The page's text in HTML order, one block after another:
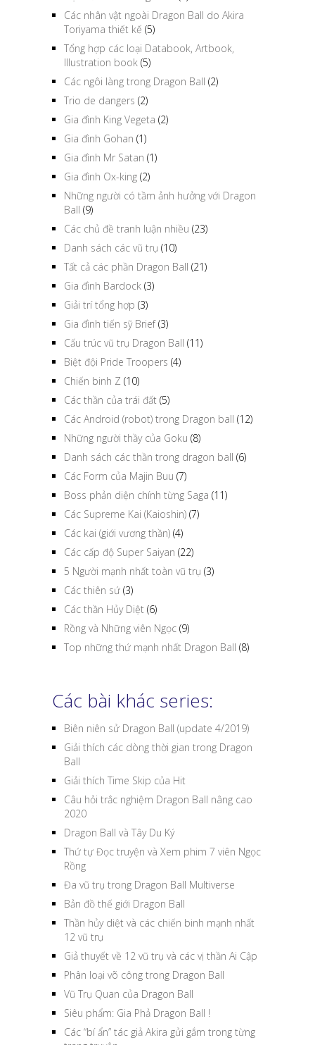
Các nhân vật ngoài Dragon Ball do Akira
Toriyama thiết kế (5)
Tổng hợp các loại Databook, Artbook,
Illustration book (5)
Các ngôi làng trong Dragon Ball (2)
Trio de dangers (2)
Gia đình King Vegeta (2)
Gia đình Gohan (1)
Gia đình Mr Satan (1)
Gia đình Ox-king (2)
Những người có tầm ảnh hưởng với Dragon
Ball (9)
Các chủ đề tranh luận nhiều (23)
Danh sách các vũ trụ (10)
Tất cả các phần Dragon Ball (21)
Gia đình Bardock (3)
Giải trí tổng hợp (3)
Gia đình tiến sỹ Brief(3)
Cấu trúc vũ trụ Dragon Ball (11)
Biệt đội Pride Troopers (4)
Chiến binh Z (10)
Các thần của trái đất (5)
Các Android (robot) trong Dragon ball (12)
Những người thầy của Goku (8)
Danh sách các thần trong dragon ball (6)
Các Form của Majin Buu (7)
Boss phản diện chính từng Saga (11)
Các Supreme Kai (Kaioshin) (7)
Các kai (giới vương thần) (4)
Các cấp độ Super Saiyan (22)
5 Người mạnh nhất toàn vũ trụ (3)
Các thiên sứ (3)
Các thần Hủy Diệt (6)
Rồng và Những viên Ngọc (9)
Top những thứ mạnh nhất Dragon Ball (8)
Các bài khác series:
Biên niên sử Dragon Ball (update 4/2019)
Giải thích các dòng thời gian trong Dragon
Ball
Giải thích Time Skip của Hit
Câu hỏi trắc nghiệm Dragon Ball nâng cao
2020
Dragon Ball và Tây Du Ký
Thứ tự Đọc truyện và Xem phim 7 viên Ngọc
Rồng
Đa vũ trụ trong Dragon Ball Multiverse
Bản đồ thế giới Dragon Ball
Thần hủy diệt và các chiến binh mạnh nhất
12 vũ trụ
Giả thuyết về 12 vũ trụ và các vị thần Ai Cập
Phân loại võ công trong Dragon Ball
Vũ Trụ Quan của Dragon Ball
Siêu phẩm: Gia Phả Dragon Ball !
Các “bí ẩn” tác giả Akira gửi gắm trong từng